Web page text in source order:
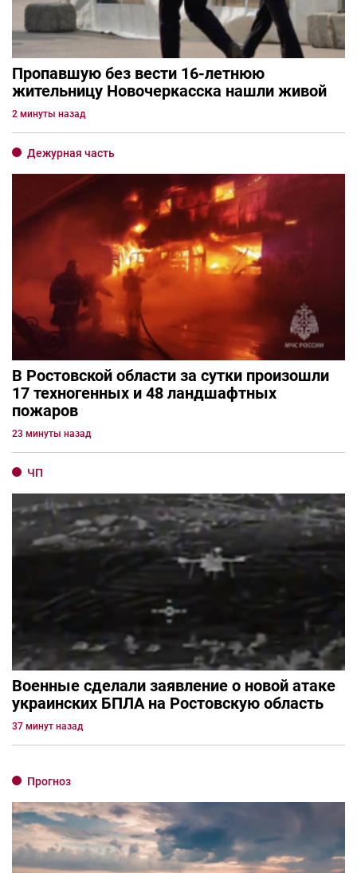
Пропавшую без вести 16-летнюю
жительницу Новочеркасска нашли живой
2 минуты назад
Дежурная часть
В Ростовской области за сутки произошли
17 техногенных и 48 ландшафтных
пожаров
23 минуты назад
ЧП
Военные сделали заявление о новой атаке
украинских БПЛА на Ростовскую область
37 минут назад
Прогноз